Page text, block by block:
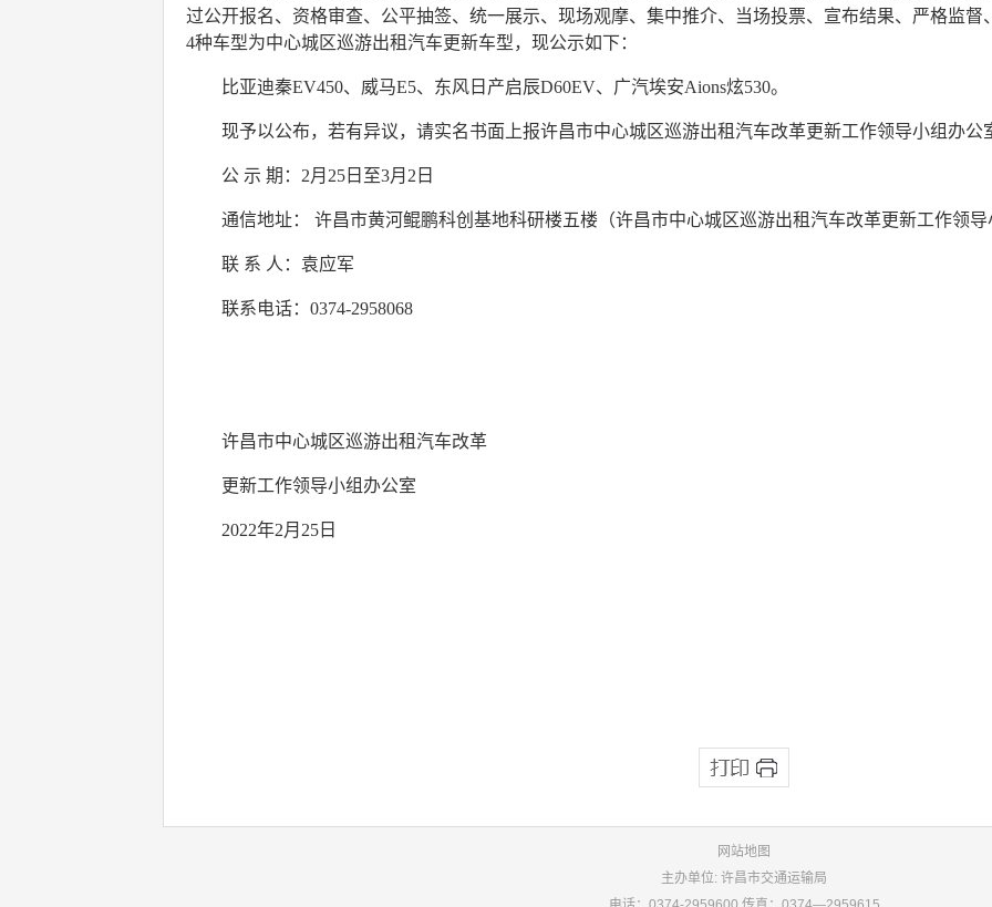
过公开报名、资格审查、公平抽签、统一展示、现场观摩、集中推介、当场投票、宣布结果、严格监
4种车型为中心城区巡游出租汽车更新车型，现公示如下：
比亚迪秦EV450、威马E5、东风日产启辰D60EV、广汽埃安Aions炫530。
现予以公布，若有异议，请实名书面上报许昌市中心城区巡游出租汽车改革更新工作领导小组办公
公 示 期：2月25日至3月2日
通信地址： 许昌市黄河鲲鹏科创基地科研楼五楼（许昌市中心城区巡游出租汽车改革更新工作
联 系 人：袁应军
联系电话：0374-2958068
许昌市中心城区巡游出租汽车改革
更新工作领导小组办公室
2022年2月25日
网站地图
主办单位: 许昌市交通运输局